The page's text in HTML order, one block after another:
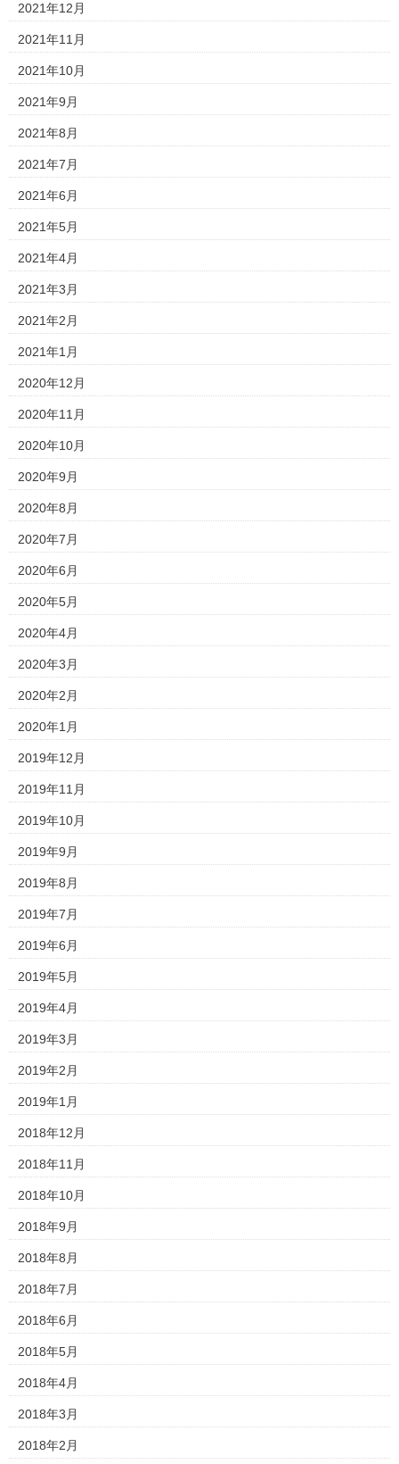
2021年12月
2021年11月
2021年10月
2021年9月
2021年8月
2021年7月
2021年6月
2021年5月
2021年4月
2021年3月
2021年2月
2021年1月
2020年12月
2020年11月
2020年10月
2020年9月
2020年8月
2020年7月
2020年6月
2020年5月
2020年4月
2020年3月
2020年2月
2020年1月
2019年12月
2019年11月
2019年10月
2019年9月
2019年8月
2019年7月
2019年6月
2019年5月
2019年4月
2019年3月
2019年2月
2019年1月
2018年12月
2018年11月
2018年10月
2018年9月
2018年8月
2018年7月
2018年6月
2018年5月
2018年4月
2018年3月
2018年2月